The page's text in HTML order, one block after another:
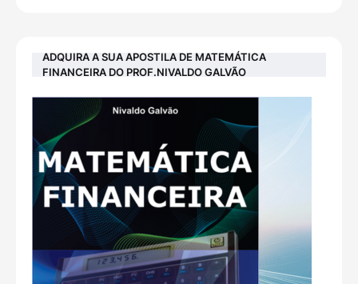
ADQUIRA A SUA APOSTILA DE MATEMÁTICA
FINANCEIRA DO PROF.NIVALDO GALVÃO